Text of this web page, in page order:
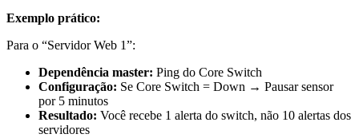
Exemplo prático:
Para o “Servidor Web 1”:
Dependência master: Ping do Core Switch
Configuração: Se Core Switch = Down → Pausar sensor
por 5 minutos
Resultado: Você recebe 1 alerta do switch, não 10 alertas dos
servidores